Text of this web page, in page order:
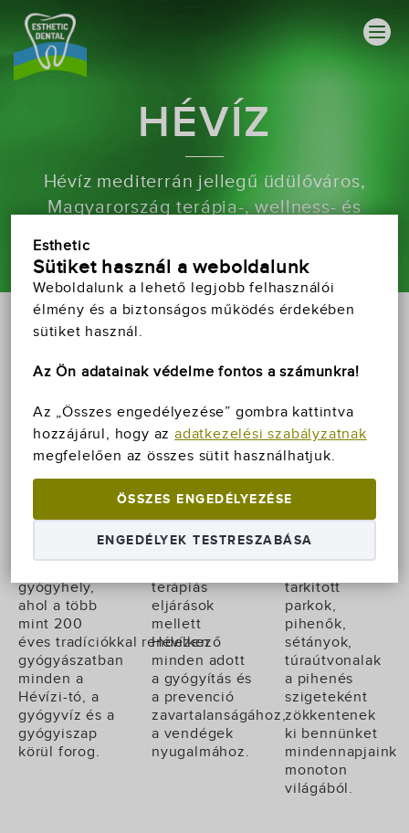
Esthetic
Sütiket használ a weboldalunk
Weboldalunk a lehető legjobb felhasználói
élmény és a biztonságos működés érdekében
sütiket használ.
Az Ön adatainak védelme fontos a számunkra!
Az „Összes engedélyezése” gombra kattintva
hozzájárul, hogy azadatkezelési szabályzatnak
megfelelően az összes sütit használhatjuk.
ÖSSZES ENGEDÉLYEZÉSE
ENGEDÉLYEK TESTRESZABÁSA
HÉVÍZ
Hévíz mediterrán jellegű üdülőváros,
Magyarország terápia-, wellness- és
Fogászatunk
Hévízen,
Magyarország
terápia-,
wellness- és
fellegvárában
található. A
gyógyhely,
ahol a több
mint 200
éves tradíciókkal rendelkező
gyógyászatban
minden a
Hévízi-tó, a
gyógyvíz és a
gyógyiszap
körül forog.
A Hévízi
Gyógyfürdő az
év minden
napján várja a
fürdőzőket és
gyógyulni
200 éves
terápiás
eljárások
mellett
Hévízen
minden adott
a gyógyítás és
a prevenció
zavartalanságához,
a vendégek
nyugalmához.
Hévíz egy
békés, a
pihenést, a
rekreációt és
gyógyulást
szolgáló
Csodálatos
tarkított
parkok,
pihenők,
sétányok,
túraútvonalak
a pihenés
szigeteként
zökkentenek
ki bennünket
mindennapjaink
monoton
világából.